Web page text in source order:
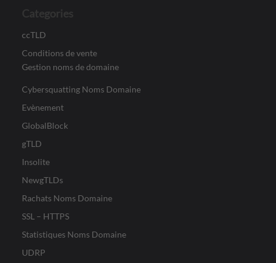
Categories
ccTLD
Conditions de vente
Gestion noms de domaine
Cybersquatting Noms Domaine
Evènement
GlobalBlock
gTLD
Insolite
NewgTLDs
Rachats Noms Domaine
SSL – HTTPS
Statistiques Noms Domaine
UDRP